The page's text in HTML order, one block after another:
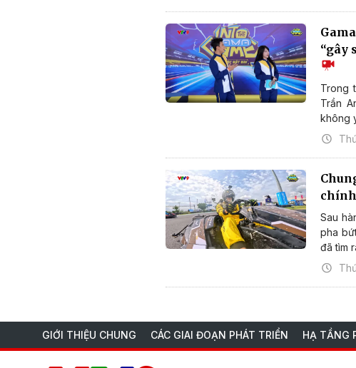
“gây
Trong
Trần
không
Sau
pha
đã tìm
GIỚI THIỆU CHUNG CÁC GIAI ĐOẠN PHÁT TRIỂN HẠ TẦNG